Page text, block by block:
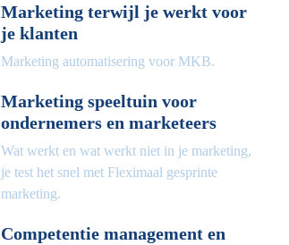
Marketing terwijl je werkt voor
je klanten
Marketing automatisering voor MKB.
Marketing speeltuin voor
ondernemers en marketeers
Wat werkt en wat werkt niet in je marketing,
je test het snel met Fleximaal gesprinte
marketing.
Competentie management en